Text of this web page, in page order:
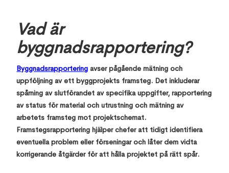
Vad är
byggnadsrapportering?
Byggnadsrapportering avser pågående mätning och
uppföljning av ett byggprojekts framsteg. Det inkluderar
spårning av slutförandet av specifika uppgifter, rapportering
av status för material och utrustning och mätning av
arbetets framsteg mot projektschemat.
Framstegsrapportering hjälper chefer att tidigt identifiera
eventuella problem eller förseningar och låter dem vidta
korrigerande åtgärder för att hålla projektet på rätt spår.